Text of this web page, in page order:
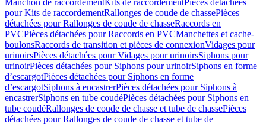
Manchon de raccordementKits de raccordementPièces détachées
pour Kits de raccordementRallonges de coude de chassePièces
détachées pour Rallonges de coude de chasseRaccords en
PVCPièces détachées pour Raccords en PVCManchettes et cache-
boulonsRaccords de transition et pièces de connexionVidages pour
urinoirsPièces détachées pour Vidages pour urinoirsSiphons pour
urinoirPièces détachées pour Siphons pour urinoirSiphons en forme
d’escargotPièces détachées pour Siphons en forme
d’escargotSiphons à encastrerPièces détachées pour Siphons à
encastrerSiphons en tube coudéPièces détachées pour Siphons en
tube coudéRallonges de coude de chasse et tube de chassePièces
détachées pour Rallonges de coude de chasse et tube de